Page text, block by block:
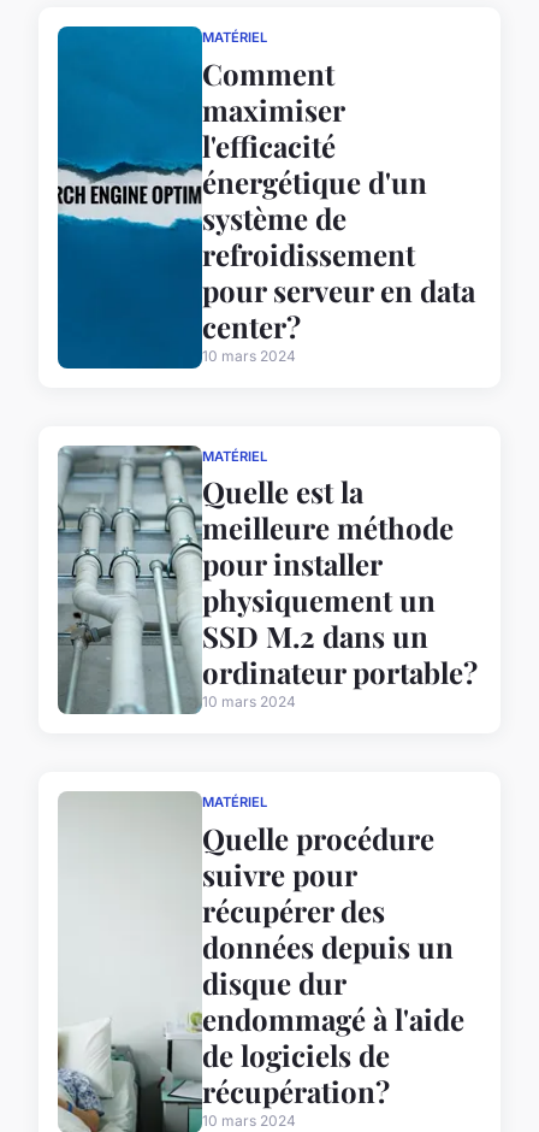
MATÉRIEL
Comment
maximiser
l'efficacité
énergétique d'un
système de
refroidissement
pour serveur en data
center?
10 mars 2024
MATÉRIEL
Quelle est la
meilleure méthode
pour installer
physiquement un
SSD M.2 dans un
ordinateur portable?
10 mars 2024
MATÉRIEL
Quelle procédure
suivre pour
récupérer des
données depuis un
disque dur
endommagé à l'aide
de logiciels de
récupération?
10 mars 2024